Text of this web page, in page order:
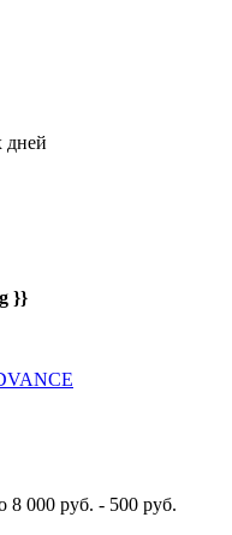
дней
}}
8 000 руб. - 500 руб.